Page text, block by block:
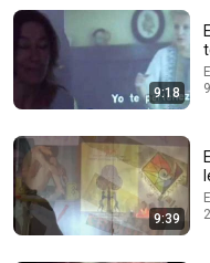
Trump can’t speak,
David Pakman Show
9:18
9:39